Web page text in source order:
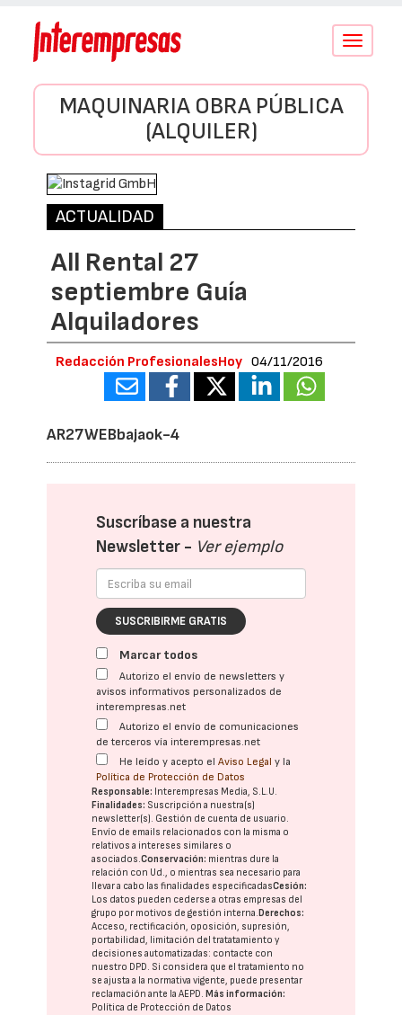
Conmutar
MAQUINARIA OBRA PÚBLICA
(ALQUILER)
ACTUALIDAD
All Rental 27
septiembre Guía
Alquiladores
Redacción ProfesionalesHoy 04/11/2016
AR27WEBbajaok-4
Suscríbase a nuestra
Newsletter - Ver ejemplo
SUSCRIBIRME GRATIS
Marcar todos
Autorizo el envío de newsletters y
avisos informativos personalizados de
interempresas.net
Autorizo el envío de comunicaciones
de terceros vía interempresas.net
He leído y acepto elAviso Legal y la
Política de Protección de Datos
Responsable: Interempresas Media, S.L.U.
Finalidades: Suscripción a nuestra(s)
newsletter(s). Gestión de cuenta de usuario.
Envío de emails relacionados con la misma o
relativos a intereses similares o
asociados.Conservación: mientras dure la
relación con Ud., o mientras sea necesario para
llevar a cabo las finalidades especificadasCesión:
Los datos pueden cederse a otras empresas del
grupo por motivos de gestión interna. Derechos:
Acceso, rectificación, oposición, supresión,
portabilidad, limitación del tratatamiento y
decisiones automatizadas: contacte con
nuestro DPD. Si considera que el tratamiento no
se ajusta a la normativa vigente, puede presentar
reclamación ante laAEPD. Más información:
Política de Protección de Datos